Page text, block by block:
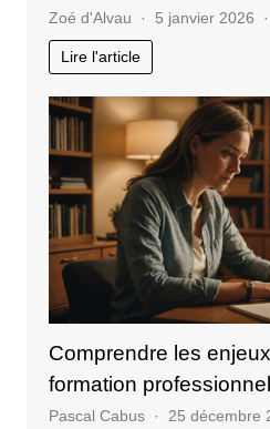
Zoé d'Alvau 5 janvier 2026
Lire l'article
Comprendre les
formation
Pascal Cabus 25 décembre